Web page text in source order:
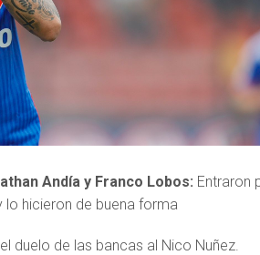
Andía y Franco Lobos: Entraron
hicieron de buena forma
duelo de las bancas al Nico Nuñez.